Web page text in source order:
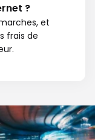
?
et
frais de